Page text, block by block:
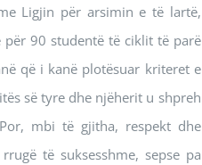
Ligjin për arsimin e të lartë,
90 studentë të ciklit të parë
që i kanë plotësuar kriteret e
së tyre dhe njëherit u shpreh
mbi të gjitha, respekt dhe
të suksesshme, sepse pa